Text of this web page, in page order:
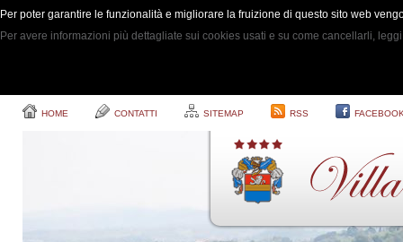
Per poter garantire le funzionalità e migliorare la fruizione di questo sito web
Per avere informazioni più dettagliate sui cookies usati e su come cancellarli,
HOME CONTATTI SITEMAP RSS